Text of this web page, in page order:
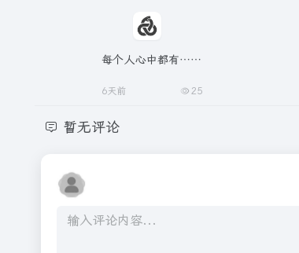
每个人心中都有……
6天前 25
暂无评论